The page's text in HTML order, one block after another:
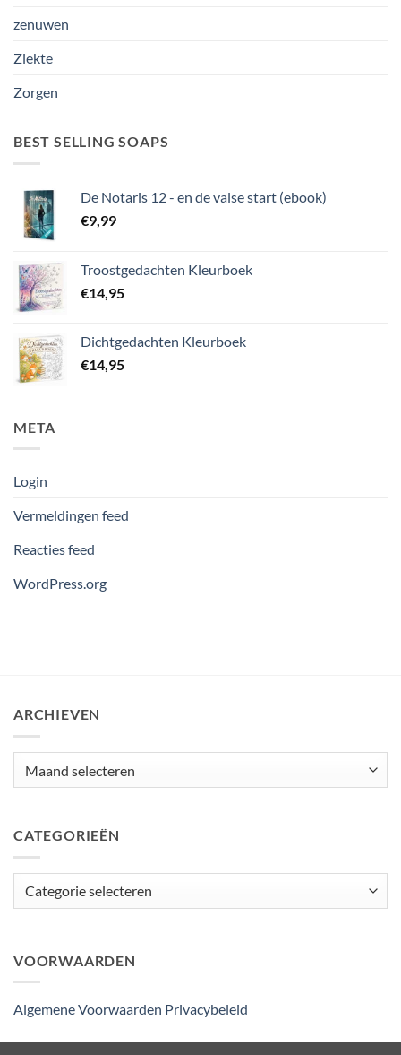
zenuwen
Ziekte
Zorgen
BEST SELLING SOAPS
De Notaris 12 - en de valse start (ebook)
€9,99
Troostgedachten Kleurboek
€14,95
Dichtgedachten Kleurboek
€14,95
META
Login
Vermeldingen feed
Reacties feed
WordPress.org
ARCHIEVEN
CATEGORIEËN
VOORWAARDEN
Algemene Voorwaarden Privacybeleid